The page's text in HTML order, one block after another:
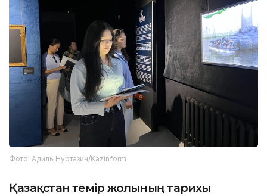
Фото: Адиль Нуртазин/Kazinform
Қазақстан темір жолының тарихы